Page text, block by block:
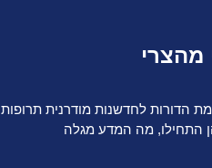
מהצרי
הדורות לחדשנות מודרנית תרופות
התחילו, מה המדע מגלה